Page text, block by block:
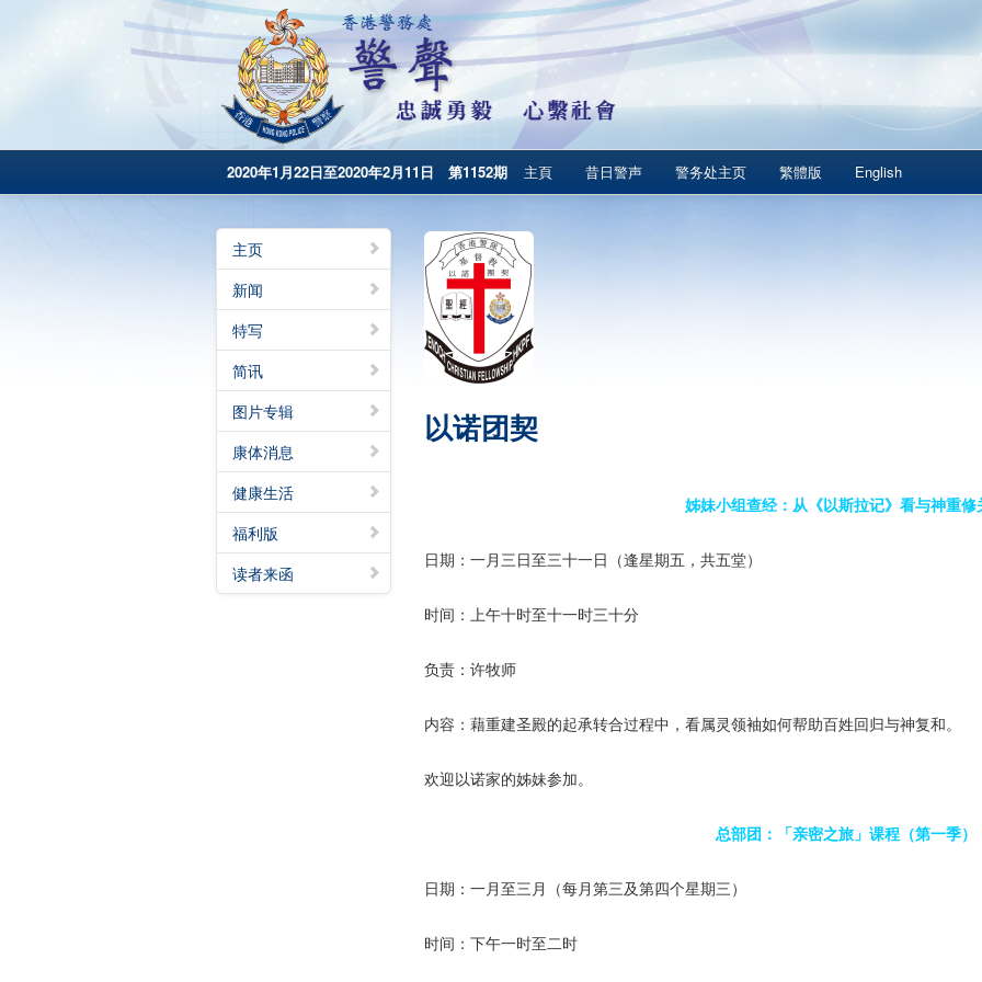
2020年1月22日至2020年2月11日 第1152期 主頁 昔日警声 警务处主页 繁體版 English
主页
新闻
特写
简讯
图片专辑
康体消息
健康生活
福利版
读者来函
以诺团契
姊妹小组查经：从《以斯拉记》看与神重修
日期：一月三日至三十一日（逢星期五，共五堂）
时间：上午十时至十一时三十分
负责：许牧师
内容：藉重建圣殿的起承转合过程中，看属灵领袖如何帮助百姓回归与神复和。
欢迎以诺家的姊妹参加。
总部团：「亲密之旅」课程（第一季）
日期：一月至三月（每月第三及第四个星期三）
时间：下午一时至二时